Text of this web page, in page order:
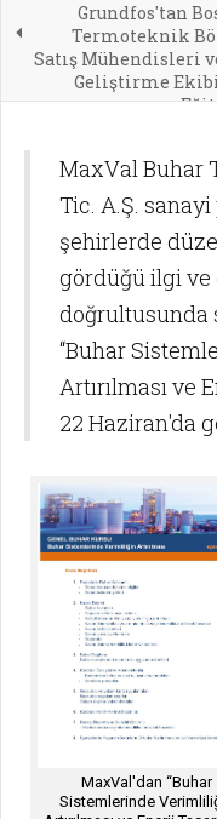
Grundfos'tan
Termoteknik
Satış Mühendisleri
Geliştirme
MaxVal Buhar
Tic. A.Ş.
şehirlerde
gördüğü ilgi
doğrultusunda
“Buhar
Artırılması ve
22 Haziran'da
MaxVal'dan “Buhar
Sistemlerinde